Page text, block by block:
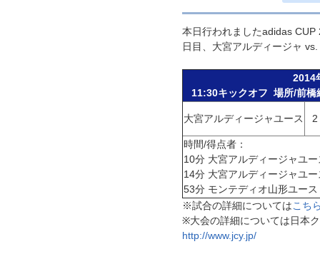
本日行われましたadidas
日目、大宮アルディージャ
2014
11:30キックオフ 場所/前橋
大宮アルディージャユース 2
時間/得点者：
10分 大宮アルディージャユ
14分 大宮アルディージャユ
53分 モンテディオ山形ユー
※試合の詳細については こち
※大会の詳細については日本
http://www.jcy.jp/